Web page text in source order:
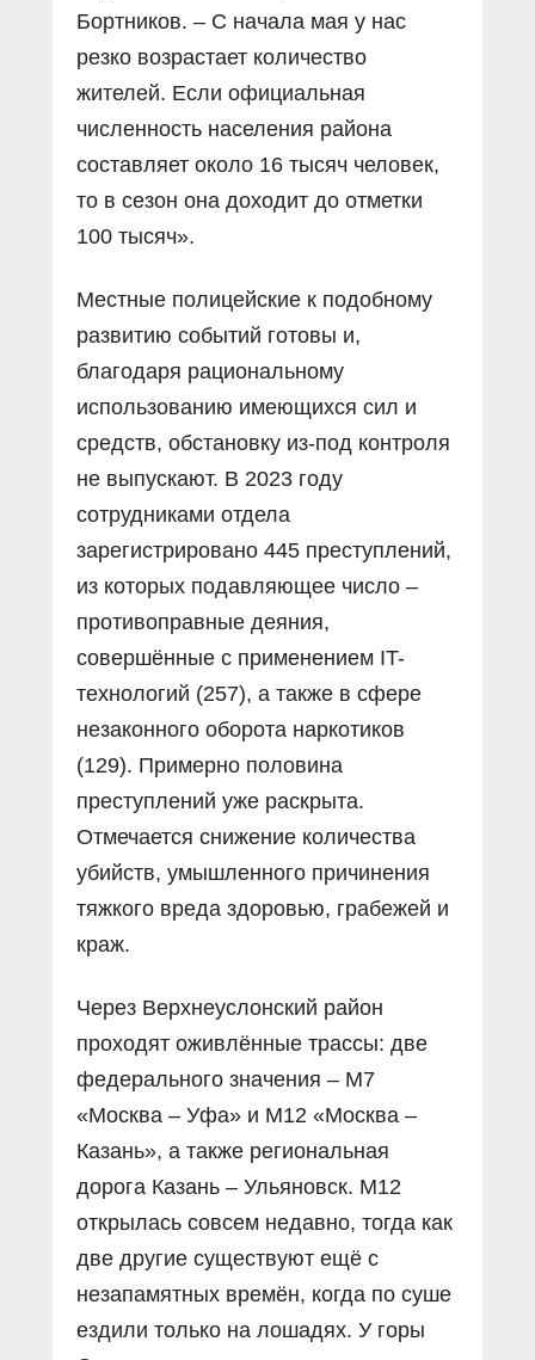
Бортников. – С начала мая у нас
резко возрастает количество
жителей. Если официальная
численность населения района
составляет около 16 тысяч человек,
то в сезон она доходит до отметки
100 тысяч».
Местные полицейские к подобному
развитию событий готовы и,
благодаря рациональному
использованию имеющихся сил и
средств, обстановку из-под контроля
не выпускают. В 2023 году
сотрудниками отдела
зарегистрировано 445 преступлений,
из которых подавляющее число –
противоправные деяния,
совершённые с применением IT-
технологий (257), а также в сфере
незаконного оборота наркотиков
(129). Примерно половина
преступлений уже раскрыта.
Отмечается снижение количества
убийств, умышленного причинения
тяжкого вреда здоровью, грабежей и
краж.
Через Верхнеуслонский район
проходят оживлённые трассы: две
федерального значения – М7
«Москва – Уфа» и М12 «Москва –
Казань», а также региональная
дорога Казань – Ульяновск. М12
открылась совсем недавно, тогда как
две другие существуют ещё с
незапамятных времён, когда по суше
ездили только на лошадях. У горы